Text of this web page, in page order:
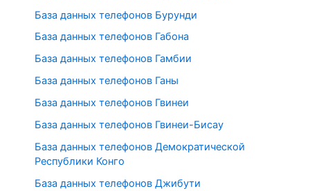
База данных телефонов Бурунди
База данных телефонов Габона
База данных телефонов Гамбии
База данных телефонов Ганы
База данных телефонов Гвинеи
База данных телефонов Гвинеи-Бисау
База данных телефонов Демократической
Республики Конго
База данных телефонов Джибути